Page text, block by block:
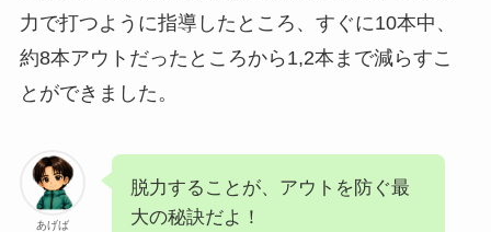
力で打つように指導したところ、すぐに10本中、
約8本アウトだったところから1,2本まで減らすこ
とができました。
あげば
脱力することが、アウトを防ぐ最
大の秘訣だよ！